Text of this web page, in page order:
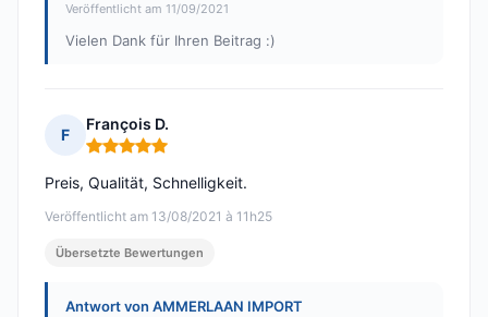
Veröffentlicht am 11/09/2021
Vielen Dank für Ihren Beitrag :)
F
François D.
Hinweis: 5 von 5
Veröffentlicht am 13/08/2021 à 11h25
Preis, Qualität, Schnelligkeit.
Übersetzte Bewertungen
Antwort von AMMERLAAN IMPORT